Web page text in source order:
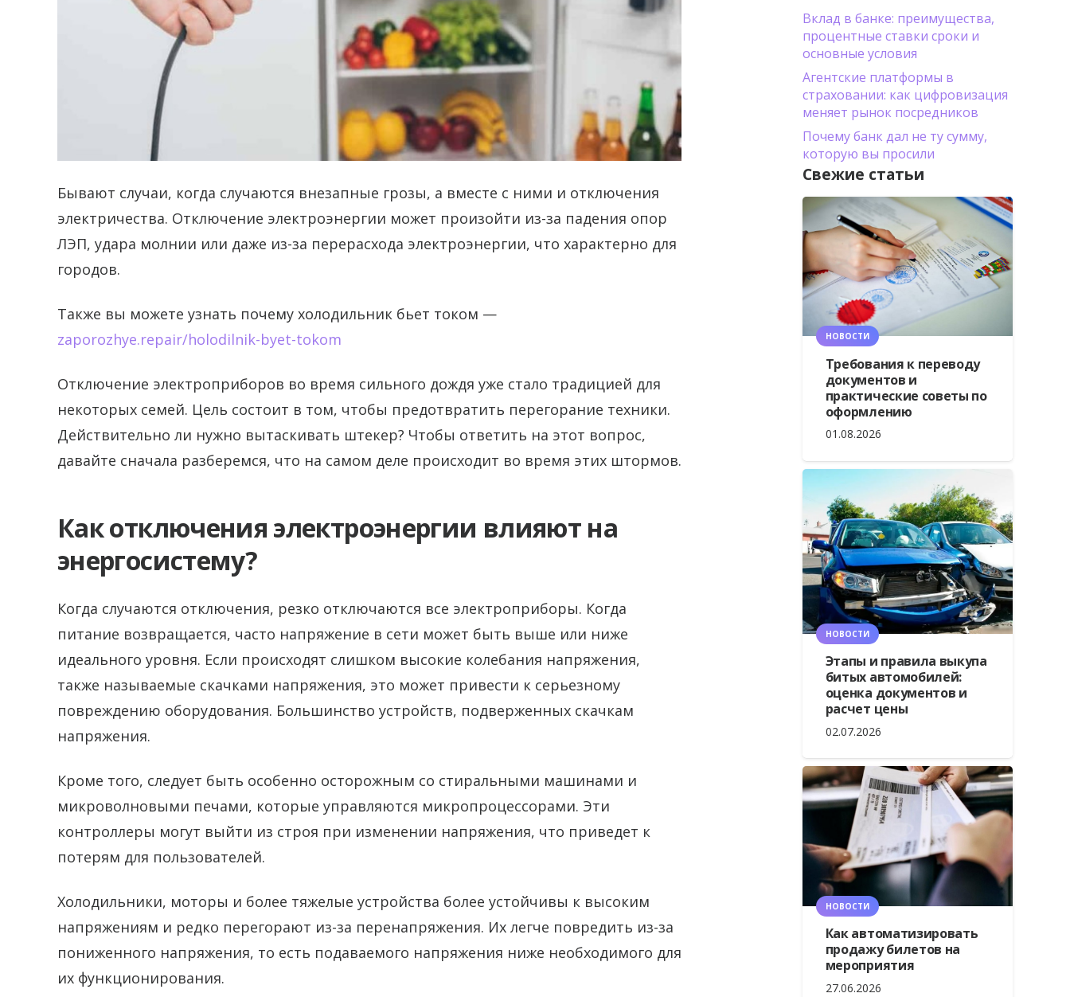
Бывают случаи, когда случаются внезапные грозы, а вместе с ними и отключения
электричества. Отключение электроэнергии может произойти из-за падения опор
ЛЭП, удара молнии или даже из-за перерасхода электроэнергии, что характерно для
городов.
Также вы можете узнать почему холодильник бьет током —
zaporozhye.repair/holodilnik-byet-tokom
Отключение электроприборов во время сильного дождя уже стало традицией для
некоторых семей. Цель состоит в том, чтобы предотвратить перегорание техники.
Действительно ли нужно вытаскивать штекер? Чтобы ответить на этот вопрос,
давайте сначала разберемся, что на самом деле происходит во время этих штормов.
Как отключения электроэнергии влияют на
энергосистему?
Когда случаются отключения, резко отключаются все электроприборы. Когда
питание возвращается, часто напряжение в сети может быть выше или ниже
идеального уровня. Если происходят слишком высокие колебания напряжения,
также называемые скачками напряжения, это может привести к серьезному
повреждению оборудования. Большинство устройств, подверженных скачкам
напряжения.
Кроме того, следует быть особенно осторожным со стиральными машинами и
микроволновыми печами, которые управляются микропроцессорами. Эти
контроллеры могут выйти из строя при изменении напряжения, что приведет к
потерям для пользователей.
Холодильники, моторы и более тяжелые устройства более устойчивы к высоким
напряжениям и редко перегорают из-за перенапряжения. Их легче повредить из-за
пониженного напряжения, то есть подаваемого напряжения ниже необходимого для
их функционирования.
Вклад в банке: преимущества,
процентные ставки сроки и
основные условия
Агентские платформы в
страховании: как цифровизация
меняет рынок посредников
Почему банк дал не ту сумму,
которую вы просили
Свежие статьи
НОВОСТИ
Требования к переводу
документов и
практические советы по
оформлению
01.08.2026
НОВОСТИ
Этапы и правила выкупа
битых автомобилей:
оценка документов и
расчет цены
02.07.2026
НОВОСТИ
Как автоматизировать
продажу билетов на
мероприятия
27.06.2026